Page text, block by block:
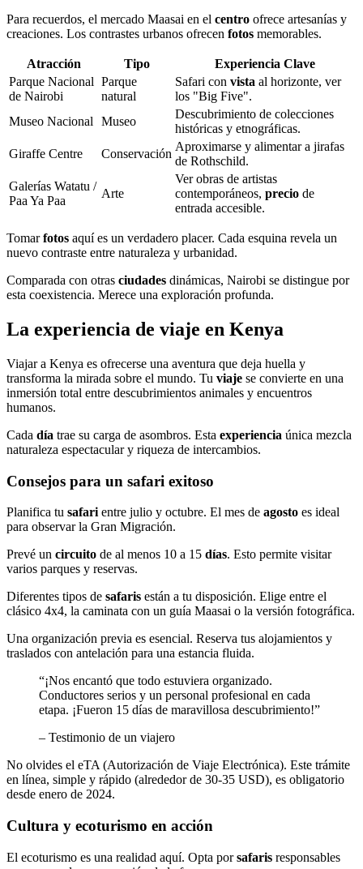
Para recuerdos, el mercado Maasai en el centro ofrece artesanías y
creaciones. Los contrastes urbanos ofrecen fotos memorables.
Atracción Tipo
Experiencia Clave
Parque Nacional
de Nairobi
Parque
natural
Safari con vista al horizonte, ver
los "Big Five".
Museo Nacional
Museo
Descubrimiento de colecciones
históricas y etnográficas.
Giraffe Centre
Conservación
Aproximarse y alimentar a jirafas
de Rothschild.
Galerías Watatu /
Paa Ya Paa
Arte
Ver obras de artistas
contemporáneos, precio de
entrada accesible.
Tomarfotos aquí es un verdadero placer. Cada esquina revela un
nuevo contraste entre naturaleza y urbanidad.
Comparada con otras ciudades dinámicas, Nairobi se distingue por
esta coexistencia. Merece una exploración profunda.
La experiencia de viaje en Kenya
Viajar a Kenya es ofrecerse una aventura que deja huella y
transforma la mirada sobre el mundo. Tu viaje se convierte en una
inmersión total entre descubrimientos animales y encuentros
humanos.
Cada día trae su carga de asombros. Esta experiencia única mezcla
naturaleza espectacular y riqueza de intercambios.
Consejos para un safari exitoso
Planifica tu safarientre julio y octubre. El mes de agosto es ideal
para observar la Gran Migración.
Prevé un circuito de al menos 10 a 15 días. Esto permite visitar
varios parques y reservas.
Diferentes tipos de safaris están a tu disposición. Elige entre el
clásico 4x4, la caminata con un guía Maasai o la versión fotográfica.
Una organización previa es esencial. Reserva tus alojamientos y
traslados con antelación para una estancia fluida.
“¡Nos encantó que todo estuviera organizado.
Conductores serios y un personal profesional en cada
etapa. ¡Fueron 15 días de maravillosa descubrimiento!”
– Testimonio de un viajero
No olvides el eTA (Autorización de Viaje Electrónica). Este trámite
en línea, simple y rápido (alrededor de 30-35 USD), es obligatorio
desde enero de 2024.
Cultura y ecoturismo en acción
El ecoturismo es una realidad aquí. Opta porsafaris responsables